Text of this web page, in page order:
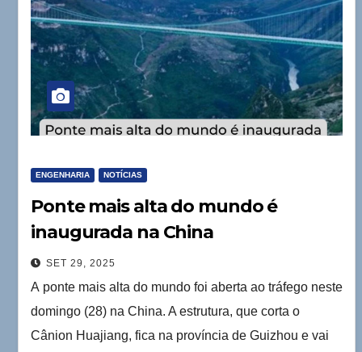
ENGENHARIA NOTÍCIAS
Ponte mais alta do mundo é
inaugurada na China
SET 29, 2025
A ponte mais alta do mundo foi aberta ao tráfego neste
domingo (28) na China. A estrutura, que corta o
Cânion Huajiang, fica na província de Guizhou e vai